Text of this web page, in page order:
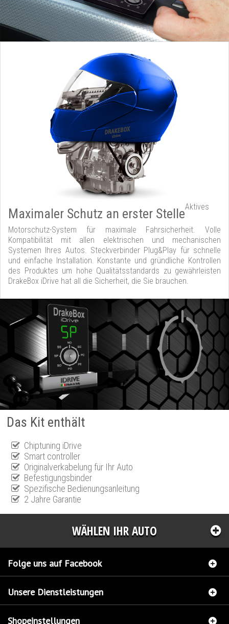
Maximaler Schutz an erster StelleAktives
Motorschutz-System für maximale Fahrsicherheit. Volle
Kompatibilität mit allen elektrischen und mechanischen
Systemen Ihres Autos. Steckverbinder Plug&Play für schnelle
und einfache Installation. Konstante und gründliche Kontrollen
des Produktes um hohe Qualitätsstandards zu gewährleisten
DrakeBox iDrive hat all die Sicherheit, die Sie brauchen.
Das Kit enthält
Chiptuning iDrive
Smart controller
Originalverkabelung für Ihr Auto
Befestigungsbinder
Spezifische Bedienungsanleitung
2 Jahre Garantie
WÄHLEN IHR AUTO
Folge uns auf Facebook
Unsere Dienstleistungen
Shopeinstellungen